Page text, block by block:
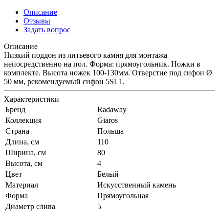
Описание
Отзывы
Задать вопрос
Описание
Низкий поддон из литьевого камня для монтажа
непосредственно на пол. Форма: прямоугольник. Ножки в
комплекте. Высота ножек 100-130мм. Отверстие под сифон Ø
50 мм, рекомендуемый сифон 5SL1.
Характеристики
Бренд
Radaway
Коллекция
Giaros
Страна
Польша
Длина, см
110
Ширина, см
80
Высота, см
4
Цвет
Белый
Материал
Искусственный камень
Форма
Прямоугольная
Диаметр слива
5